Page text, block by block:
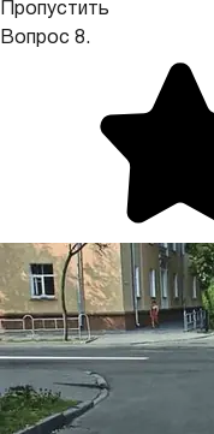
Пропустить
Вопрос 8.